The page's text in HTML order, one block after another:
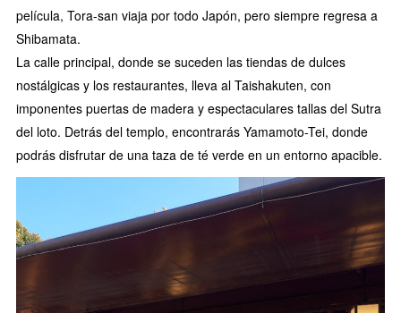
película, Tora-san viaja por todo Japón, pero siempre regresa a
Shibamata.
La calle principal, donde se suceden las tiendas de dulces
nostálgicas y los restaurantes, lleva al Taishakuten, con
imponentes puertas de madera y espectaculares tallas del Sutra
del loto. Detrás del templo, encontrarás Yamamoto-Tei, donde
podrás disfrutar de una taza de té verde en un entorno apacible.